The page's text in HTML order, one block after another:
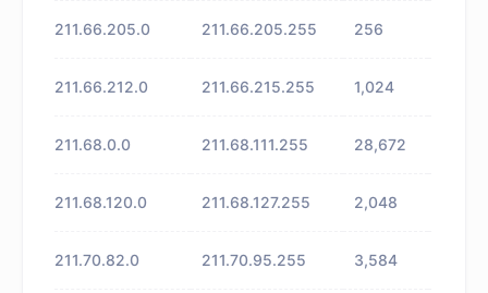
211.66.205.0 211.66.205.255 256
211.66.212.0 211.66.215.255 1,024
211.68.0.0 211.68.111.255 28,672
211.68.120.0 211.68.127.255 2,048
211.70.82.0 211.70.95.255 3,584